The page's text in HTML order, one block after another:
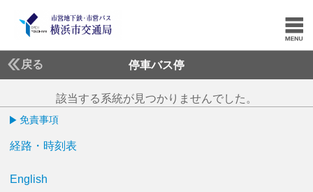
戻る 停車バス停
該当する系統が見つかりませんでした。
免責事項
経路・時刻表
English